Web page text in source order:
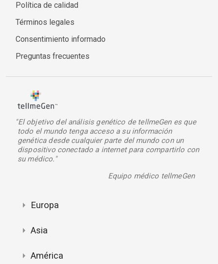
Política de calidad
Términos legales
Consentimiento informado
Preguntas frecuentes
"El objetivo del análisis genético de tellmeGen es que
todo el mundo tenga acceso a su información
genética desde cualquier parte del mundo con un
dispositivo conectado a internet para compartirlo con
su médico."
Equipo médico tellmeGen
Europa
Asia
América